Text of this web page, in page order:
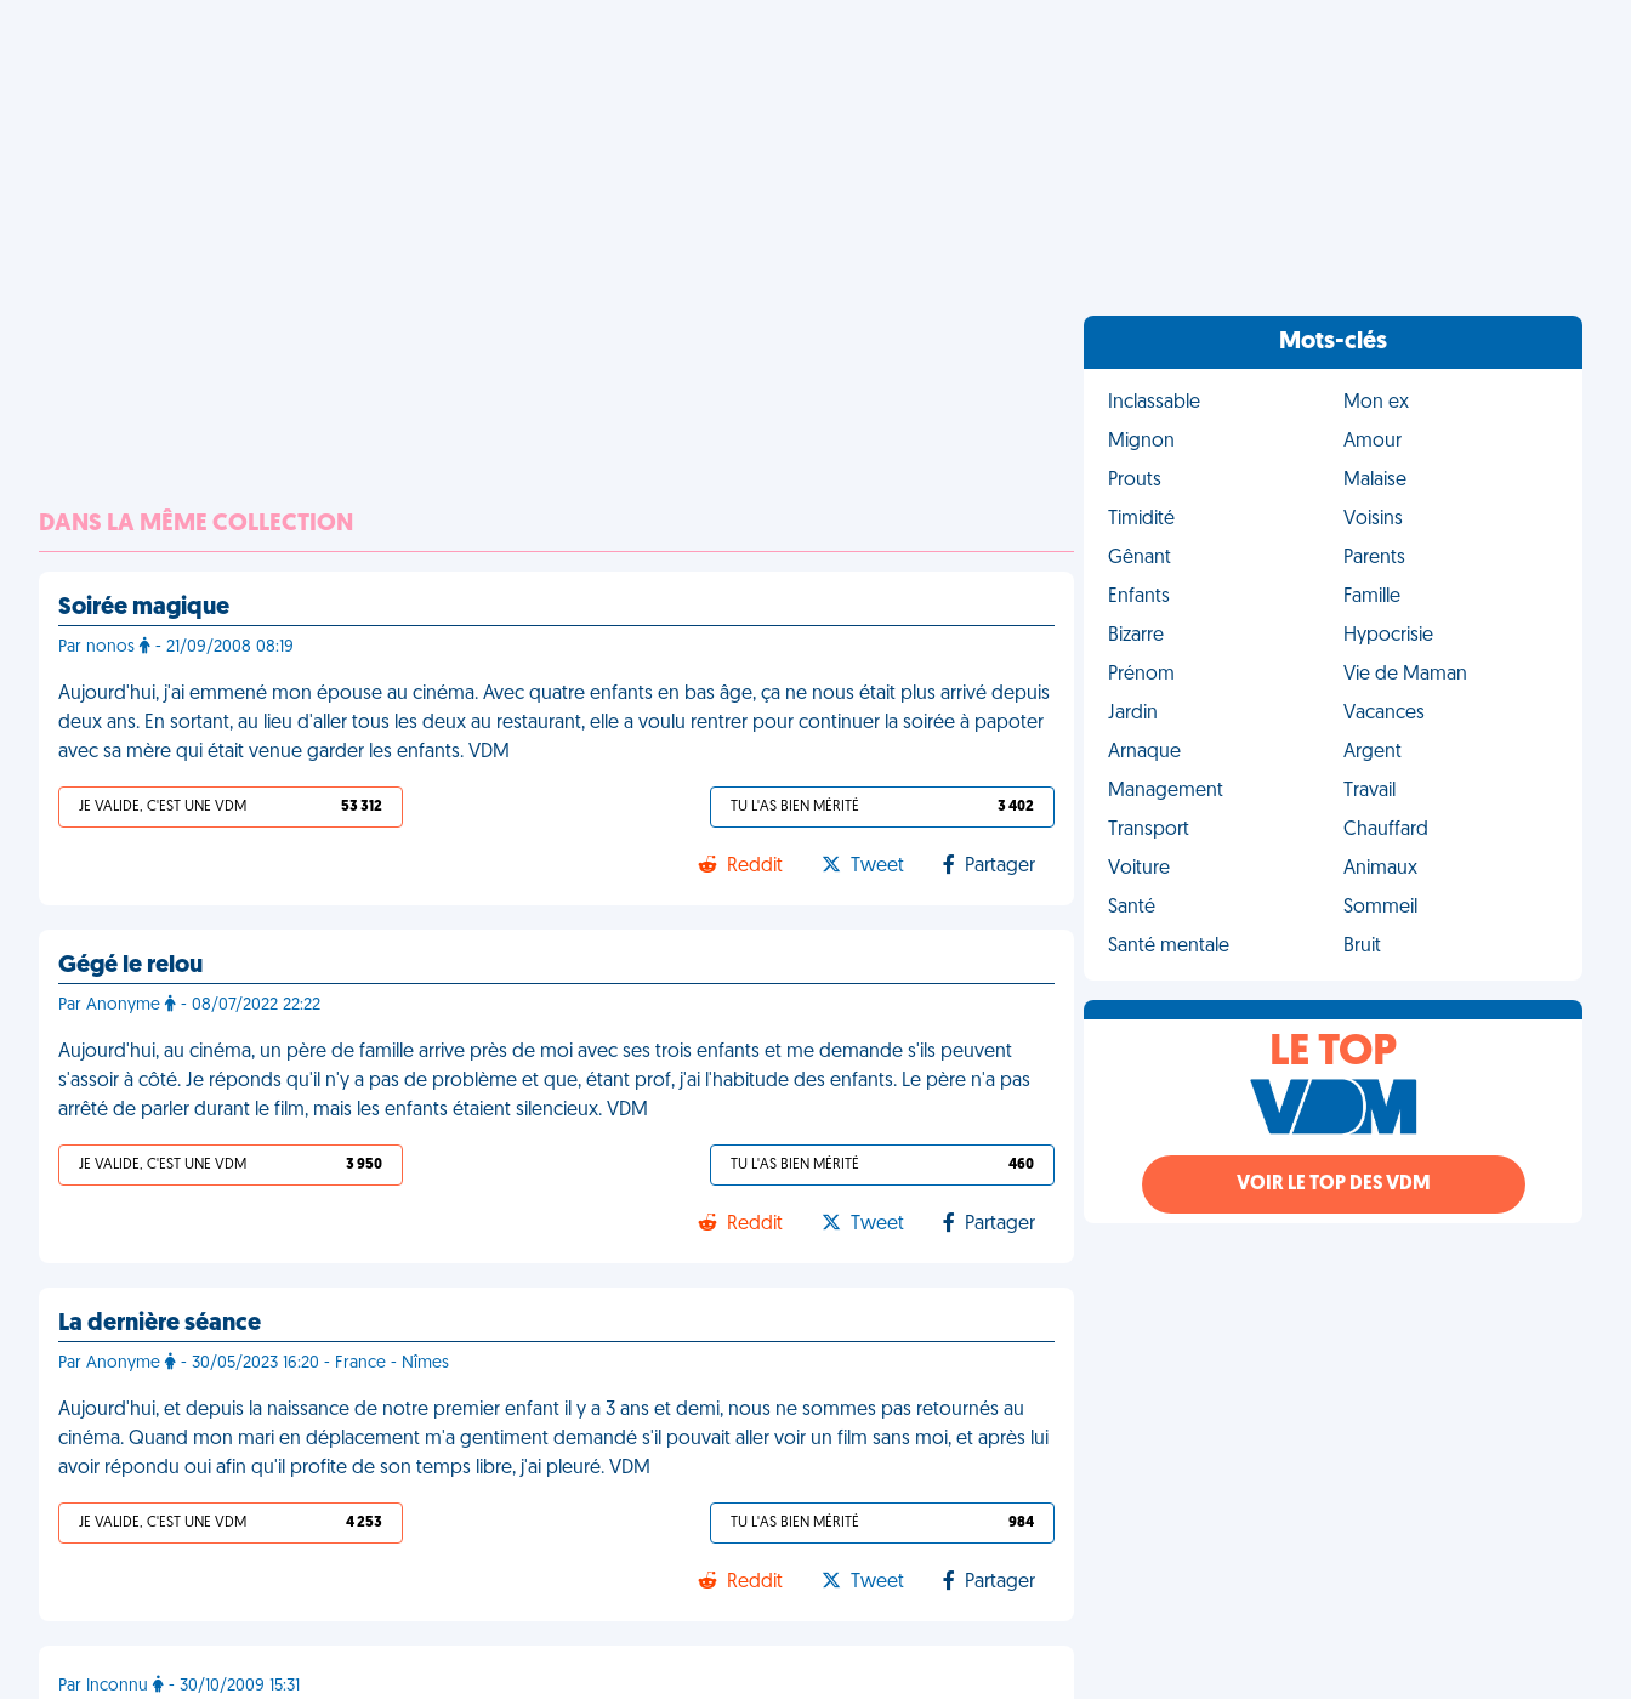
DANS LA MÊME COLLECTION
Soirée magique
Par nonos - 21/09/2008 08:19
Aujourd'hui, j'ai emmené mon épouse au cinéma. Avec quatre enfants en bas âge, ça ne nous était plus arrivé depuis
deux ans. En sortant, au lieu d'aller tous les deux au restaurant, elle a voulu rentrer pour continuer la soirée à papoter
avec sa mère qui était venue garder les enfants. VDM
JE VALIDE, C'EST UNE VDM 53 312 TU L'AS BIEN MÉRITÉ 3 402
Reddit Tweet Partager
Gégé le relou
Par Anonyme - 08/07/2022 22:22
Aujourd'hui, au cinéma, un père de famille arrive près de moi avec ses trois enfants et me demande s'ils peuvent
s'assoir à côté. Je réponds qu'il n'y a pas de problème et que, étant prof, j'ai l'habitude des enfants. Le père n'a pas
arrêté de parler durant le film, mais les enfants étaient silencieux. VDM
JE VALIDE, C'EST UNE VDM 3 950 TU L'AS BIEN MÉRITÉ 460
Reddit Tweet Partager
La dernière séance
Par Anonyme - 30/05/2023 16:20 - France - Nîmes
Aujourd'hui, et depuis la naissance de notre premier enfant il y a 3 ans et demi, nous ne sommes pas retournés au
cinéma. Quand mon mari en déplacement m'a gentiment demandé s'il pouvait aller voir un film sans moi, et après lui
avoir répondu oui afin qu'il profite de son temps libre, j'ai pleuré. VDM
JE VALIDE, C'EST UNE VDM 4 253 TU L'AS BIEN MÉRITÉ 984
Reddit Tweet Partager
Par Inconnu - 30/10/2009 15:31
Mots-clés
Inclassable
Mon ex
Mignon
Amour
Prouts
Malaise
Timidité
Voisins
Gênant
Parents
Enfants
Famille
Bizarre
Hypocrisie
Prénom
Vie de Maman
Jardin
Vacances
Arnaque
Argent
Management
Travail
Transport
Chauffard
Voiture
Animaux
Santé
Sommeil
Santé mentale
Bruit
LE TOP
VOIR LE TOP DES VDM